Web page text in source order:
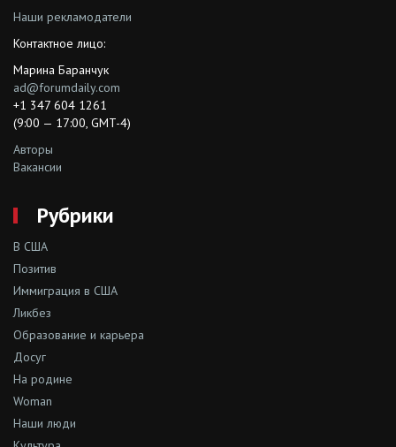
Наши рекламодатели
Контактное лицо:
Марина Баранчук
ad@forumdaily.com
+1 347 604 1261
(9:00 — 17:00, GMT-4)
Авторы
Вакансии
Рубрики
В США
Позитив
Иммиграция в США
Ликбез
Образование и карьера
Досуг
На родине
Woman
Наши люди